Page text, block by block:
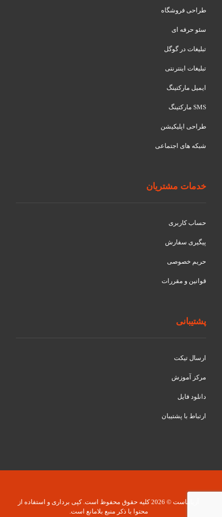
طراحی فروشگاه
سئو حرفه ای
تبلیغات در گوگل
تبلیغات اینترنتی
ایمیل مارکتینگ
SMS مارکتینگ
طراحی اپلیکیشن
شبکه های اجتماعی
خدمات مشتریان
حساب کاربری
پیگیری سفارش
حریم خصوصی
قوانین و مقررات
پشتیبانی
ارسال تیکت
مرکز آموزش
دانلود فایل
ارتباط با پشتیبان
آریاهاست © 2026 کلیه حقوق محفوظ است. کپی برداری و استفاده از
محتوا با ذکر منبع بلامانع است.